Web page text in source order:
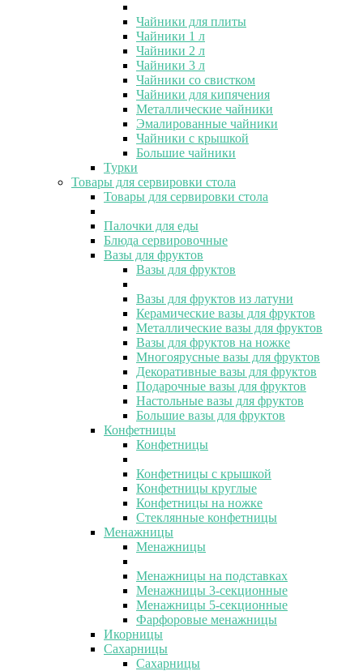
Чайники для плиты
Чайники 1 л
Чайники 2 л
Чайники 3 л
Чайники со свистком
Чайники для кипячения
Металлические чайники
Эмалированные чайники
Чайники с крышкой
Большие чайники
Турки
Товары для сервировки стола
Товары для сервировки стола
Палочки для еды
Блюда сервировочные
Вазы для фруктов
Вазы для фруктов
Вазы для фруктов из латуни
Керамические вазы для фруктов
Металлические вазы для фруктов
Вазы для фруктов на ножке
Многоярусные вазы для фруктов
Декоративные вазы для фруктов
Подарочные вазы для фруктов
Настольные вазы для фруктов
Большие вазы для фруктов
Конфетницы
Конфетницы
Конфетницы с крышкой
Конфетницы круглые
Конфетницы на ножке
Стеклянные конфетницы
Менажницы
Менажницы
Менажницы на подставках
Менажницы 3-секционные
Менажницы 5-секционные
Фарфоровые менажницы
Икорницы
Сахарницы
Сахарницы